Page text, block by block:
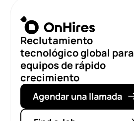
Reclutamiento
tecnológico global para
equipos de rápido
crecimiento
Agendar una llamada